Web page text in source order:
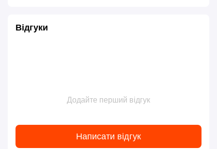
Відгуки
Додайте перший відгук
Написати відгук